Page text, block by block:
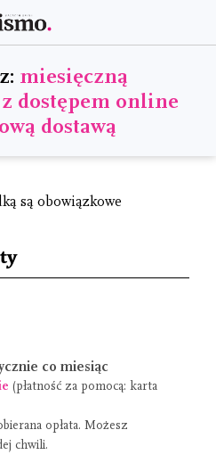
miesięczną
dostępem online
dostawą
są obowiązkowe
co miesiąc
(płatność za pomocą: karta
opłata. Możesz
chwili.